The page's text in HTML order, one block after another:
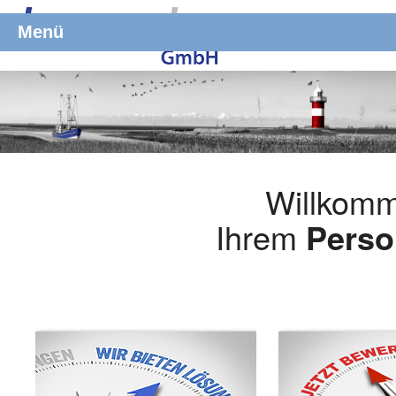
Menü
Ihrem